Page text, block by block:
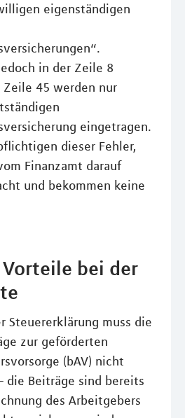
eigenständigen
in der Zeile 8
Zeile 45 werden nur
eingetragen.
dieser Fehler,
Finanzamt darauf
und bekommen keine
bei der
Steuererklärung muss die
zur geförderten
(bAV) nicht
die Beiträge sind bereits
des Arbeitgebers